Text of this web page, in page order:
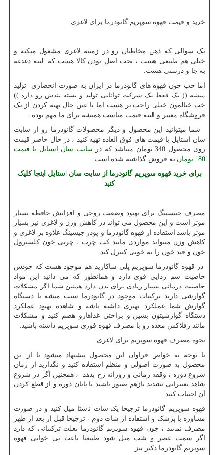
خرید و قیمت قهوه سوپریم گانودرما برای لاغری
یک سوالی که ذهن مخاطبان رو در زمینه لاغری مشغول میکنه و
خیلی هم طبیعی هست ، بحث اصل بودن کالا هست که البته دغدغه
به جا و درستی هست.
اما خب چون قهوه های گانودرما در ایران به صورت انحصاری تولید
میشه (( یک فقط یک شرکت توانایی تولید و بسته بندش رو داره ))
خب خیالمون خیلی راحت تر هست اما با عین حال تهیه کردن از یک
فروشگاه معتبر و البته قیمت مناسب همیشه برای ما مهم بوده.
شما میتوانید این محصول و دیگر محصولات گانودرما رو از سایت
سان استایل با قیمت های فوق العاده تهیه کنید ، در حال حاضر قیمت
روی محصول 340 تومان میباشد که در
سایت سان استایل با قیمت
180 تومان
به فروش گذاشته شده است.
برای خرید قهوه سوپریم گانودرما از سایت سان استایل اینجا کلیک
کنید
مصرف جینسینگ برای بهبود وضعیت روحی و افزایش حافظه بسیار
موثر است و این محصول می تواند در کاهش وزن و لاغری نیز بسیار
موثر باشد استفاده از قهوه گانودرما و پودر جیسینگ علاوه بر لاغری و
کاهش وزن میتواند مواردی مانند کب چرب ، چربی خون کلسترول
خون و قند خون را به خوبی کنترل کند.
در قهوه گانودرما سوپریم پلی ساکارید هم موجود هست که خودش
خاصیت سم زدایی قوی دارد و همانطور که می دانید این مواد
خاصیت درمانی بسیار زیادی برای بدن دارد همنین شما اگر مشکلات
گوارشی دارید ترکیبات موجود در گانودرما سبب میشه تا دستگاه
گوارش شما عملکرد بهتری داشته باشه و شاهده بهبود عملکرد
دستگاه گوارشیتون بشین و براحتی غذاهارو هضم کنید و مشکلات
مانند رفلاکس معده رو با مصرف قهوه فوری سوپریم داشته باشید.
نحوه مصرف قهوه سوپریم برای لاغری
با توجه به خواص فراوان این محصول پیشنهاد میشود تا از این
محصول به صورت اصولی و منظم استفاده کنید و نگذارید از زمان
شروع دوره ، وقفه زمانی و روزانه رخ بدهد ، همچنین اگر در شروع
شاهد تغییراتی نشدید بازهم صبور باشید تا پایان دوره و از قطع کردن
آن اجتناب کنید.
قهوه سوپریم گانودرما ترجیحا یک شات ناشتا میل کنید و در صورت
مشاوره با پزشک و استفاده از شات دوم ، ترجیحا قبل از بعد از ظهر
مصرف نمایید ، چون قهوه سوپریم گانودرما بعلت ترکیباتی که دارد
اگر سمت عصر و شب میل شود طبیعتا باعث بی خوابی قهوه
سوپریم گانودرما دکتر بیز